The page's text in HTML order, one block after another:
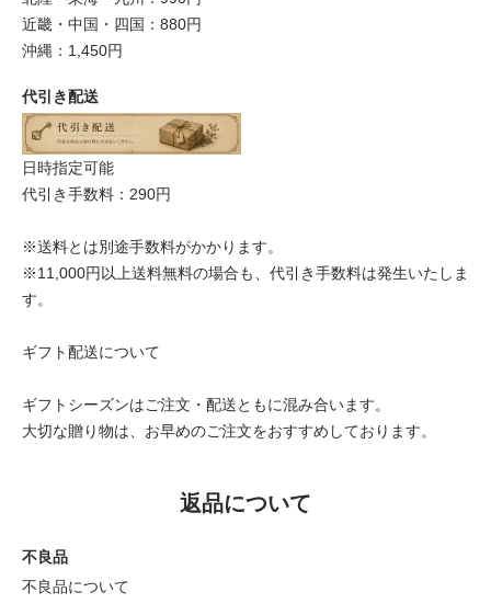
近畿・中国・四国：880円
沖縄：1,450円
代引き配送
日時指定可能
代引き手数料：290円
※送料とは別途手数料がかかります。
※11,000円以上送料無料の場合も、代引き手数料は発生いたしま
す。
ギフト配送について
ギフトシーズンはご注文・配送ともに混み合います。
大切な贈り物は、お早めのご注文をおすすめしております。
返品について
不良品
不良品について